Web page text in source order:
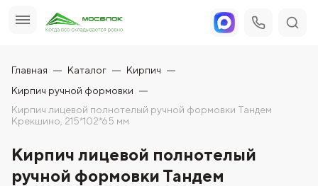
Главная Каталог
Кирпич
Кирпич ручной формовки
Кирпич лицевой полнотелый ручной формовки Тандем
Крекшино, 215*102*65 мм
Кирпич лицевой полнотелый
ручной формовки Тандем